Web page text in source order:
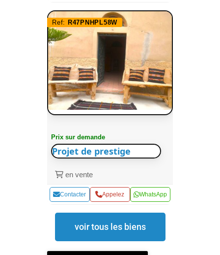
Ref: R47PNHPL58W
Prix sur demande
Projet de prestige
en vente
Contacter Appelez WhatsApp
voir tous les biens